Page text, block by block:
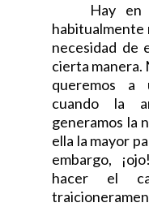
Hay en
habitualmente
necesidad de
cierta manera.
queremos a
cuando la
generamos la
ella la mayor
embargo,
hacer el